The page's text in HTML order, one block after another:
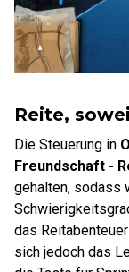
Reite,
Die Steuerung in
Freundschaft -
gehalten, sodass
das
sich jedoch das